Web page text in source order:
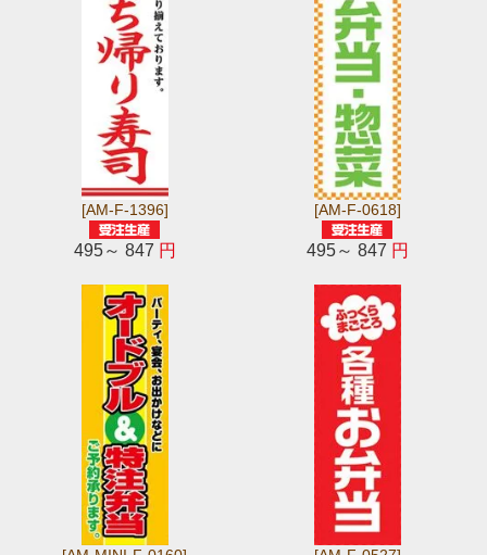
[AM-F-1396]
495～ 847 円
[AM-F-0618]
495～ 847 円